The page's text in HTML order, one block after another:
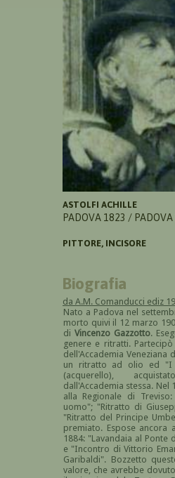
ASTOLFI ACHILLE
PADOVA 1823 /
PITTORE, INCISORE
Biografia
da A.M. Comanducci ediz
Nato a Padova nel
morto quivi il 12 marzo
di Vincenzo Gazzotto.
genere e ritratti.
dell'Accademia Veneziana
un ritratto ad olio ed "I
(acquerello),
dall'Accademia stessa. Nel
alla Regionale di
uomo"; "Ritratto di
"Ritratto del Principe
premiato. Espose ancora
1884: "Lavandaia al Ponte
e "Incontro di Vittorio
Garibaldi". Bozzetto
valore, che avrebbe